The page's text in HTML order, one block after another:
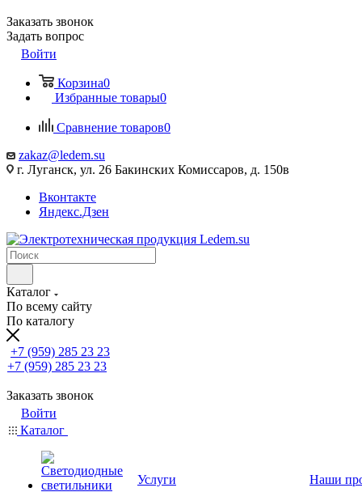
Заказать звонок
Задать вопрос
Войти
Корзина0
Избранные товары0
Сравнение товаров0
zakaz@ledem.su
г. Луганск, ул. 26 Бакинских Комиссаров, д. 150в
Вконтакте
Яндекс.Дзен
Каталог
По всему сайту
По каталогу
+7 (959) 285 23 23
+7 (959) 285 23 23
Заказать звонок
Войти
Каталог
Услуги
Наши